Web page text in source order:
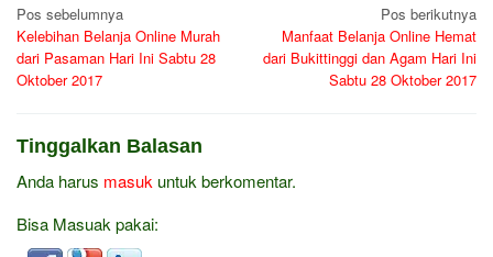
Navigasi
pos
Pos sebelumnya
Kelebihan Belanja Online Murah
dari Pasaman Hari Ini Sabtu 28
Oktober 2017
Pos berikutnya
Manfaat Belanja Online Hemat
dari Bukittinggi dan Agam Hari Ini
Sabtu 28 Oktober 2017
Tinggalkan Balasan
Anda harus masuk untuk berkomentar.
Bisa Masuak pakai: